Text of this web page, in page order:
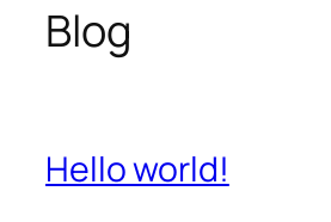
Blog
Hello world!